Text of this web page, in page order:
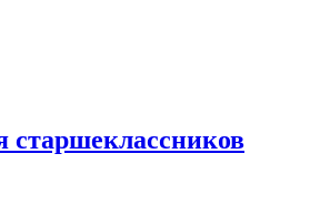
старшеклассников